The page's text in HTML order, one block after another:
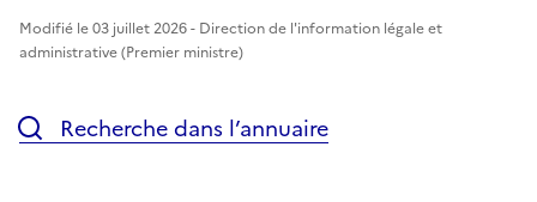
Modifié le 03 juillet 2026 - Direction de l'information légale et
administrative (Premier ministre)
Recherche dans l’annuaire